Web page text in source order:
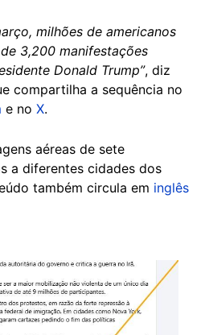
milhões de americanos
3,200 manifestações
Donald Trump”, diz
compartilha a sequência no
e no X.
aéreas de sete
a diferentes cidades dos
também circula em inglês